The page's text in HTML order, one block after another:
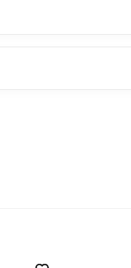
verilen siparişler en